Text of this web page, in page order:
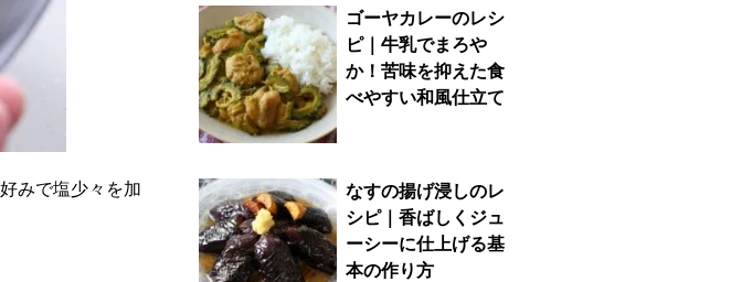
ゴーヤカレーのレシ
ピ｜牛乳でまろや
か！苦味を抑えた食
べやすい和風仕立て
なすの揚げ浸しのレ
シピ｜香ばしくジュ
ーシーに仕上げる基
本の作り方